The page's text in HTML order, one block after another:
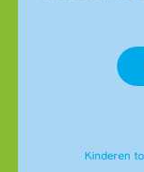
Kinderen